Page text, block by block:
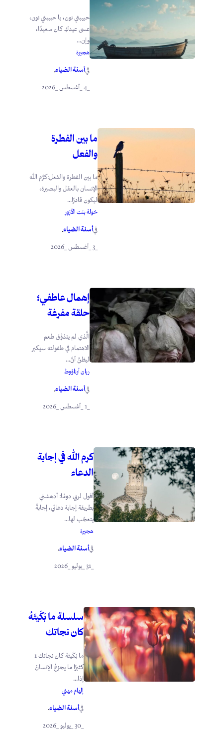
حبيبتي نون، يا حبيبتي نون،
عسى عيدكِ كان سعيدًا،
وإن...
هجيرة
فيأسنة الضياء.
_4 _أغسطس _2026
ما بين الفطرة
والفعل
ما بين الفطرة والفعل:كرَّم الله
الإنسان بالعقل والبصيرة،
ليكون قادرًا...
خولة بنت الأزور
فيأسنة الضياء.
إهمال عاطفي؛
حلقة مفرغة
الَّذي لم يتذوَّق طعم
الاهتمام في طفولته سيكبر
ليظنَّ أنَّ...
ريان أرناؤوط
فيأسنة الضياء.
_1 _أغسطس _2026
كرم الله في إجابة
الدعاء
أقول لربي دومًا: أدهشني
بطريقة إجابة دعائي، إجابةً
يتعجّب لها...
هجيرة
فيأسنة الضياء.
سلسلة ما بَكَيتَهُ
كان نجاتك
ما بَكَيتَهُ كان نجاتك 1
كثيرًا ما يجزعُ الإنسانُ
إذا...
إلهام مهني
فيأسنة الضياء.